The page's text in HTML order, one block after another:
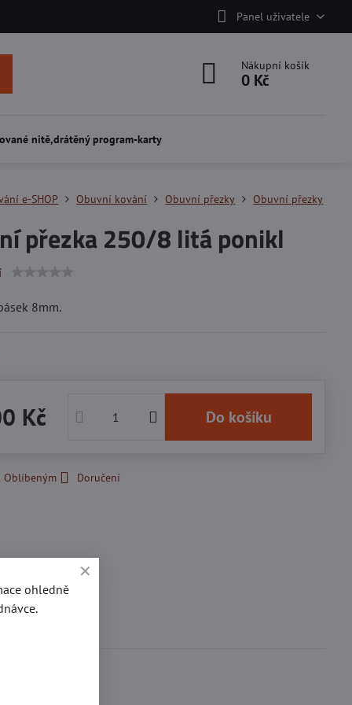
Panel uživatele
Nákupní košík
0 Kč
nitě,drátěný program-karty
e-SHOP Obuvní kování Obuvní přezky Obuvní přezky
přezka 250/8 litá ponikl
8mm.
Kč Do košíku
Oblíbeným Doručení
první!
ohledně